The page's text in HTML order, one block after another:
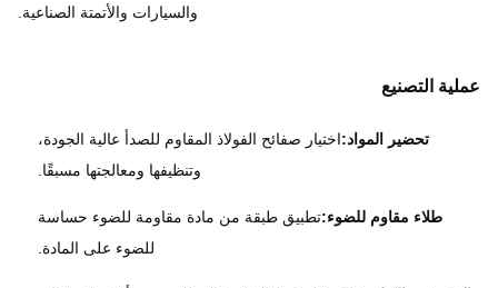
والسيارات والأتمتة الصناعية.
التصنيع
تحضير المواد:اختيار صفائح الفولاذ المقاوم للصدأ عالية الجودة،
وتنظيفها ومعالجتها مسبقًا.
طلاء مقاوم للضوء:تطبيق طبقة من مادة مقاومة للضوء حساسة
للضوء على المادة.